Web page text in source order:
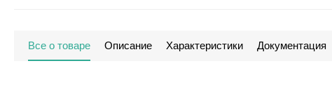
Все о товаре Описание Характеристики Документация